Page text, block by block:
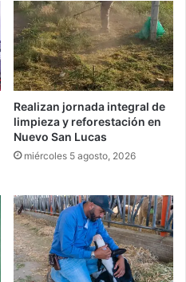
Realizan jornada integral de
limpieza y reforestación en
Nuevo San Lucas
miércoles 5 agosto, 2026